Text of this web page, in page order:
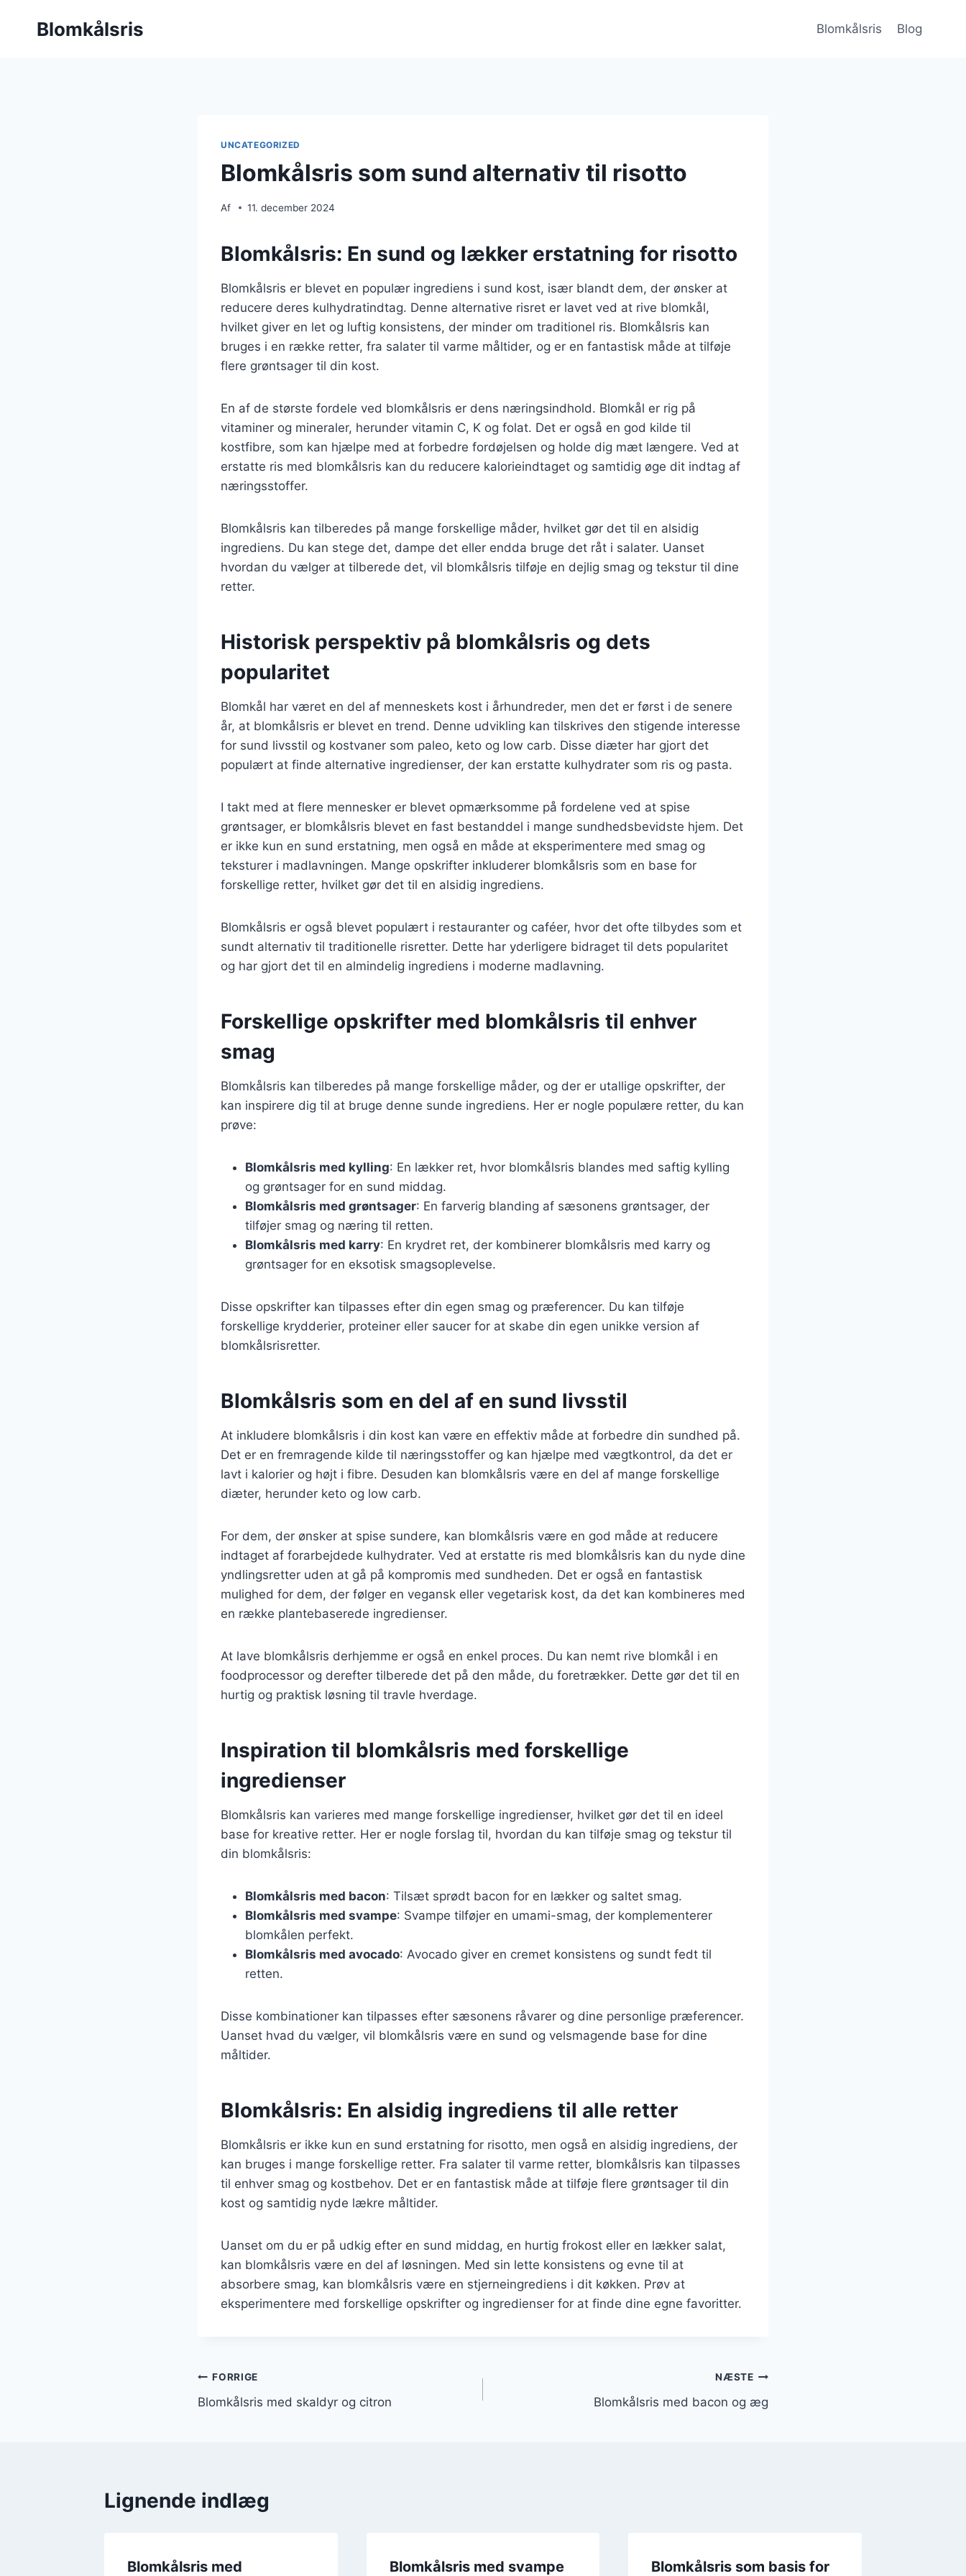
Blomkålsris Blomkålsris Blog
UNCATEGORIZED
Blomkålsris som sund alternativ til risotto
Af 11. december 2024
Blomkålsris: En sund og lækker erstatning for risotto
Blomkålsris er blevet en populær ingrediens i sund kost, især blandt dem, der ønsker at
reducere deres kulhydratindtag. Denne alternative risret er lavet ved at rive blomkål,
hvilket giver en let og luftig konsistens, der minder om traditionel ris. Blomkålsris kan
bruges i en række retter, fra salater til varme måltider, og er en fantastisk måde at tilføje
flere grøntsager til din kost.
En af de største fordele ved blomkålsris er dens næringsindhold. Blomkål er rig på
vitaminer og mineraler, herunder vitamin C, K og folat. Det er også en god kilde til
kostfibre, som kan hjælpe med at forbedre fordøjelsen og holde dig mæt længere. Ved at
erstatte ris med blomkålsris kan du reducere kalorieindtaget og samtidig øge dit indtag af
næringsstoffer.
Blomkålsris kan tilberedes på mange forskellige måder, hvilket gør det til en alsidig
ingrediens. Du kan stege det, dampe det eller endda bruge det råt i salater. Uanset
hvordan du vælger at tilberede det, vil blomkålsris tilføje en dejlig smag og tekstur til dine
retter.
Historisk perspektiv på blomkålsris og dets
popularitet
Blomkål har været en del af menneskets kost i århundreder, men det er først i de senere
år, at blomkålsris er blevet en trend. Denne udvikling kan tilskrives den stigende interesse
for sund livsstil og kostvaner som paleo, keto og low carb. Disse diæter har gjort det
populært at finde alternative ingredienser, der kan erstatte kulhydrater som ris og pasta.
I takt med at flere mennesker er blevet opmærksomme på fordelene ved at spise
grøntsager, er blomkålsris blevet en fast bestanddel i mange sundhedsbevidste hjem. Det
er ikke kun en sund erstatning, men også en måde at eksperimentere med smag og
teksturer i madlavningen. Mange opskrifter inkluderer blomkålsris som en base for
forskellige retter, hvilket gør det til en alsidig ingrediens.
Blomkålsris er også blevet populært i restauranter og caféer, hvor det ofte tilbydes som et
sundt alternativ til traditionelle risretter. Dette har yderligere bidraget til dets popularitet
og har gjort det til en almindelig ingrediens i moderne madlavning.
Forskellige opskrifter med blomkålsris til enhver
smag
Blomkålsris kan tilberedes på mange forskellige måder, og der er utallige opskrifter, der
kan inspirere dig til at bruge denne sunde ingrediens. Her er nogle populære retter, du kan
prøve:
Blomkålsris med kylling: En lækker ret, hvor blomkålsris blandes med saftig kylling
og grøntsager for en sund middag.
Blomkålsris med grøntsager: En farverig blanding af sæsonens grøntsager, der
tilføjer smag og næring til retten.
Blomkålsris med karry: En krydret ret, der kombinerer blomkålsris med karry og
grøntsager for en eksotisk smagsoplevelse.
Disse opskrifter kan tilpasses efter din egen smag og præferencer. Du kan tilføje
forskellige krydderier, proteiner eller saucer for at skabe din egen unikke version af
blomkålsrisretter.
Blomkålsris som en del af en sund livsstil
At inkludere blomkålsris i din kost kan være en effektiv måde at forbedre din sundhed på.
Det er en fremragende kilde til næringsstoffer og kan hjælpe med vægtkontrol, da det er
lavt i kalorier og højt i fibre. Desuden kan blomkålsris være en del af mange forskellige
diæter, herunder keto og low carb.
For dem, der ønsker at spise sundere, kan blomkålsris være en god måde at reducere
indtaget af forarbejdede kulhydrater. Ved at erstatte ris med blomkålsris kan du nyde dine
yndlingsretter uden at gå på kompromis med sundheden. Det er også en fantastisk
mulighed for dem, der følger en vegansk eller vegetarisk kost, da det kan kombineres med
en række plantebaserede ingredienser.
At lave blomkålsris derhjemme er også en enkel proces. Du kan nemt rive blomkål i en
foodprocessor og derefter tilberede det på den måde, du foretrækker. Dette gør det til en
hurtig og praktisk løsning til travle hverdage.
Inspiration til blomkålsris med forskellige
ingredienser
Blomkålsris kan varieres med mange forskellige ingredienser, hvilket gør det til en ideel
base for kreative retter. Her er nogle forslag til, hvordan du kan tilføje smag og tekstur til
din blomkålsris:
Blomkålsris med bacon: Tilsæt sprødt bacon for en lækker og saltet smag.
Blomkålsris med svampe: Svampe tilføjer en umami-smag, der komplementerer
blomkålen perfekt.
Blomkålsris med avocado: Avocado giver en cremet konsistens og sundt fedt til
retten.
Disse kombinationer kan tilpasses efter sæsonens råvarer og dine personlige præferencer.
Uanset hvad du vælger, vil blomkålsris være en sund og velsmagende base for dine
måltider.
Blomkålsris: En alsidig ingrediens til alle retter
Blomkålsris er ikke kun en sund erstatning for risotto, men også en alsidig ingrediens, der
kan bruges i mange forskellige retter. Fra salater til varme retter, blomkålsris kan tilpasses
til enhver smag og kostbehov. Det er en fantastisk måde at tilføje flere grøntsager til din
kost og samtidig nyde lækre måltider.
Uanset om du er på udkig efter en sund middag, en hurtig frokost eller en lækker salat,
kan blomkålsris være en del af løsningen. Med sin lette konsistens og evne til at
absorbere smag, kan blomkålsris være en stjerneingrediens i dit køkken. Prøv at
eksperimentere med forskellige opskrifter og ingredienser for at finde dine egne favoritter.
Indlægsnavigation
FORRIGE
Blomkålsris med skaldyr og citron
NÆSTE
Blomkålsris med bacon og æg
Lignende indlæg
Blomkålsris med Blomkålsris med svampe Blomkålsris som basis for